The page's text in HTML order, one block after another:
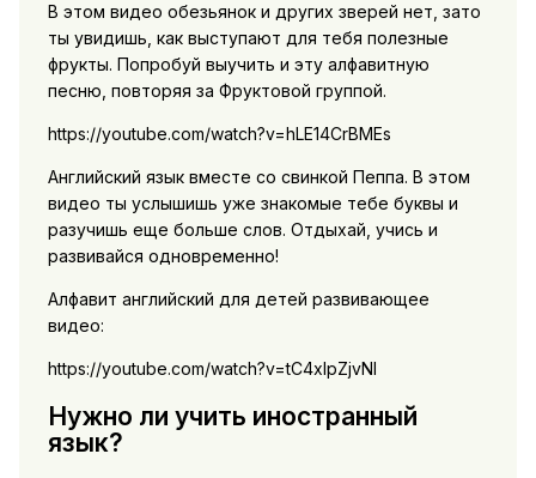
В этом видео обезьянок и других зверей нет, зато
ты увидишь, как выступают для тебя полезные
фрукты. Попробуй выучить и эту алфавитную
песню, повторяя за Фруктовой группой.
https://youtube.com/watch?v=hLE14CrBMEs
Английский язык вместе со свинкой Пеппа. В этом
видео ты услышишь уже знакомые тебе буквы и
разучишь еще больше слов. Отдыхай, учись и
развивайся одновременно!
Алфавит английский для детей развивающее
видео:
https://youtube.com/watch?v=tC4xIpZjvNI
Нужно ли учить иностранный
язык?